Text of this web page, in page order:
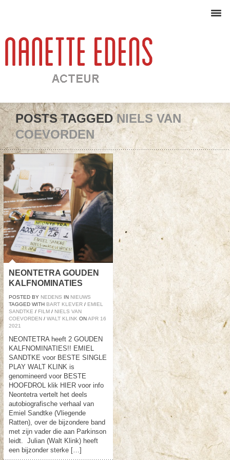
POSTS TAGGEDNIELS VAN
COEVORDEN
NEONTETRA GOUDEN
KALFNOMINATIES
POSTED BY NEDENS IN NIEUWS
TAGGED WITH BART KLEVER / EMIEL
SANDTKE / FILM / NIELS VAN
COEVORDEN / WALT KLINK ONAPR 16
2021
NEONTETRA heeft 2 GOUDEN
KALFNOMINATIES!! EMIEL
SANDTKE voor BESTE SINGLE
PLAY WALT KLINK is
genomineerd voor BESTE
HOOFDROL klik HIER voor info
Neontetra vertelt het deels
autobiografische verhaal van
Emiel Sandtke (Vliegende
Ratten), over de bijzondere band
met zijn vader die aan Parkinson
leidt. Julian (Walt Klink) heeft
een bijzonder sterke […]